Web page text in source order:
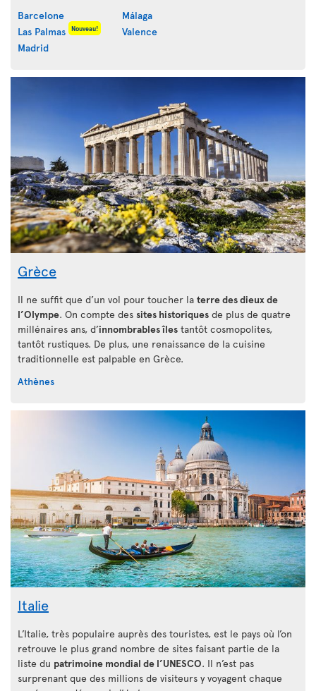
Barcelone
Las Palmas
Nouveau!
Madrid
Málaga
Valence
Grèce
Il ne suffit que d’un vol pour toucher la terre des dieux de
l’Olympe. On compte des sites historiques de plus de quatre
millénaires ans, d’innombrables îles tantôt cosmopolites,
tantôt rustiques. De plus, une renaissance de la cuisine
traditionnelle est palpable en Grèce.
Athènes
Italie
L’Italie, très populaire auprès des touristes, est le pays où l’on
retrouve le plus grand nombre de sites faisant partie de la
liste du patrimoine mondial de l’UNESCO. Il n’est pas
surprenant que des millions de visiteurs y voyagent chaque